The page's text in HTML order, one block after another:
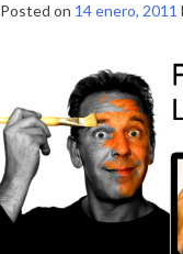
Posted on 14 enero, 2011